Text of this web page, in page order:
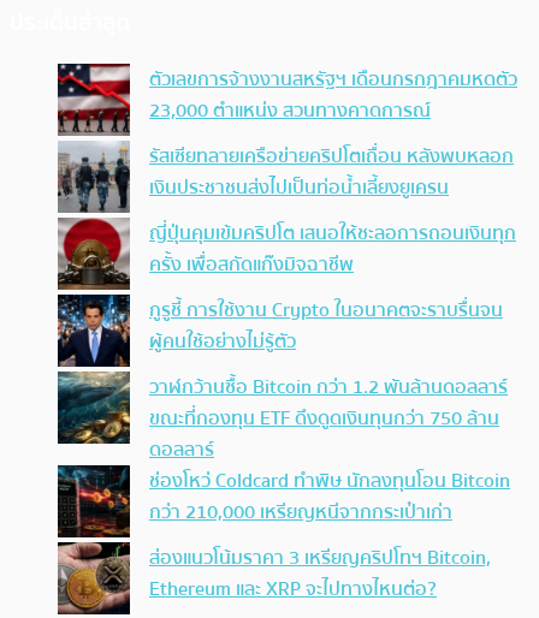
ตัวเลขการจ้างงานสหรัฐฯ เดือนกรกฎาคมหดตัว
23,000 ตำแหน่ง สวนทางคาดการณ์
รัสเซียทลายเครือข่ายคริปโตเถื่อน หลังพบหลอก
เงินประชาชนส่งไปเป็นท่อน้ำเลี้ยงยูเครน
ญี่ปุ่นคุมเข้มคริปโต เสนอให้ชะลอการถอนเงินทุก
ครั้ง เพื่อสกัดแก๊งมิจฉาชีพ
กูรูชี้ การใช้งาน Crypto ในอนาคตจะราบรื่นจน
ผู้คนใช้อย่างไม่รู้ตัว
วาฬกว้านซื้อ Bitcoin กว่า 1.2 พันล้านดอลลาร์
ขณะที่กองทุน ETF ดึงดูดเงินทุนกว่า 750 ล้าน
ดอลลาร์
ช่องโหว่ Coldcard ทำพิษ นักลงทุนโอน Bitcoin
กว่า 210,000 เหรียญหนีจากกระเป๋าเก่า
ส่องแนวโน้มราคา 3 เหรียญคริปโทฯ Bitcoin,
Ethereum และ XRP จะไปทางไหนต่อ?